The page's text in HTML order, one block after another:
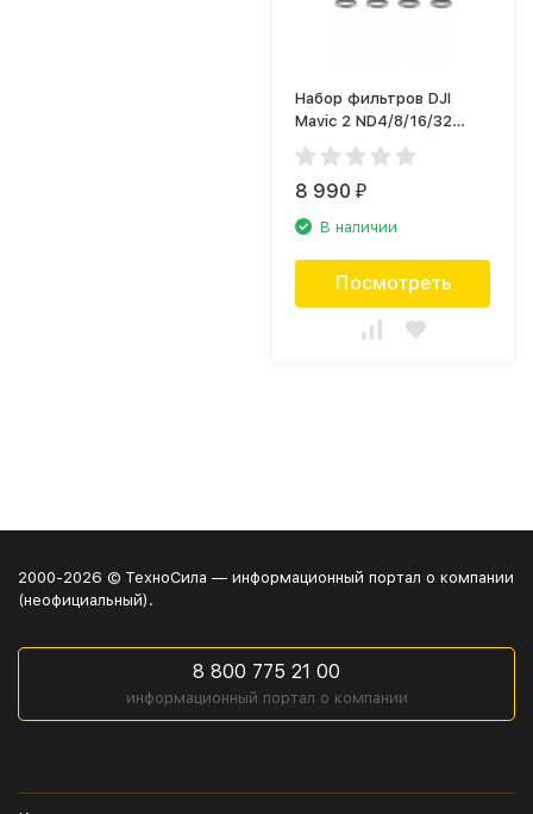
Набор фильтров DJI
Mavic 2 ND4/8/16/32
PART18
8 990₽
В наличии
Посмотреть
2000-2026 © ТехноСила — информационный портал о компании
(неофициальный).
8 800 775 21 00
информационный портал о компании